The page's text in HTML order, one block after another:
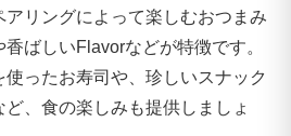
アリングによって楽しむおつまみ
ばしいFlavorなどが特徴です。
ったお寿司や、珍しいスナック
、食の楽しみも提供しましょ